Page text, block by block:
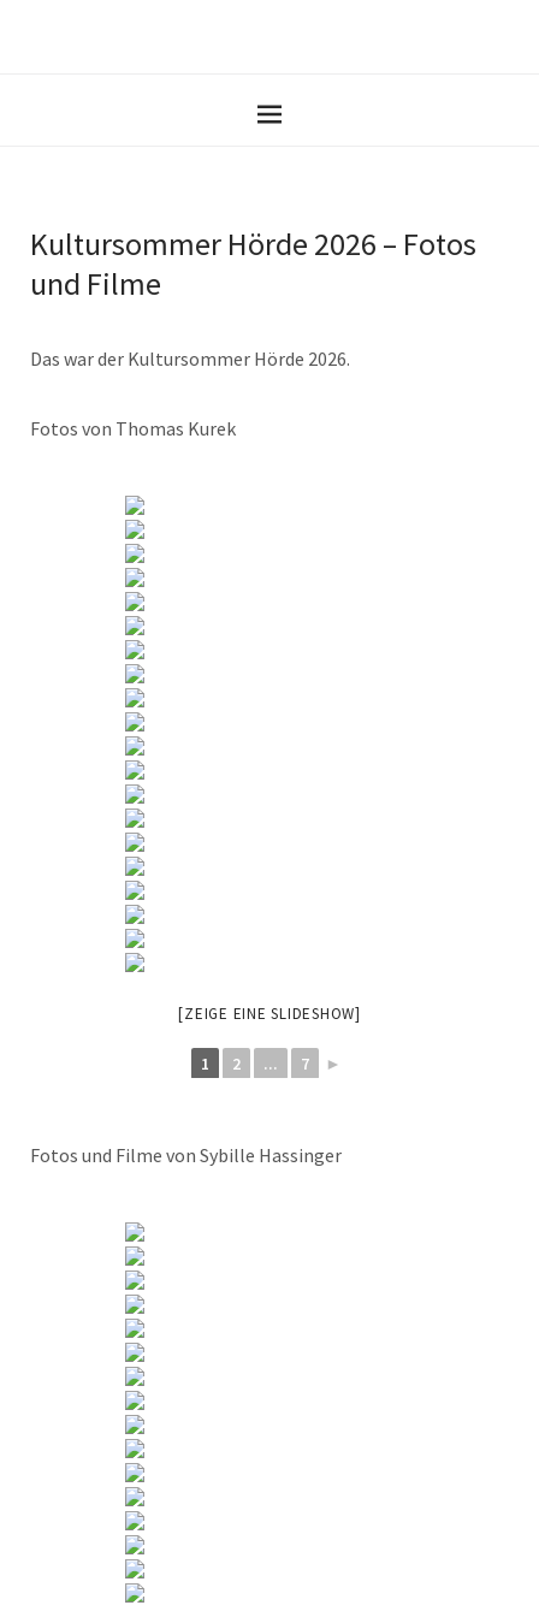
Kultursommer Hörde 2026 – Fotos
und Filme
Das war der Kultursommer Hörde 2026.
Fotos von Thomas Kurek
[ZEIGE EINE SLIDESHOW]
1 2 ... 7 ►
Fotos und Filme von Sybille Hassinger